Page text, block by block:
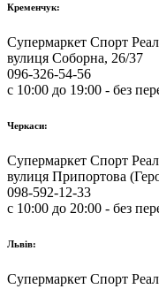
Кременчук:
Супермаркет Спорт Реал
вулиця Соборна, 26/37
096-326-54-56
с 10:00 до 19:00 - без
Черкаси:
Супермаркет Спорт
вулиця Припортова
098-592-12-33
с 10:00 до 20:00 - без
Львів:
Супермаркет Спорт